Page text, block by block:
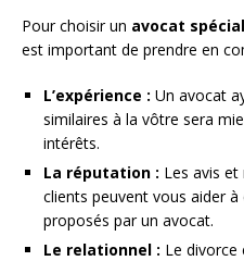
Pour choisir un avocat
est important de prendre en
L’expérience : Un avocat
similaires à la vôtre sera
intérêts.
La réputation : Les avis et
clients peuvent vous aider
proposés par un avocat.
Le relationnel : Le divorce